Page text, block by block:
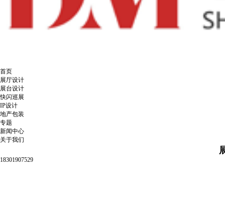
首页
展厅设计
展台设计
快闪巡展
IP设计
地产包装
专题
新闻中心
关于我们
18301907529